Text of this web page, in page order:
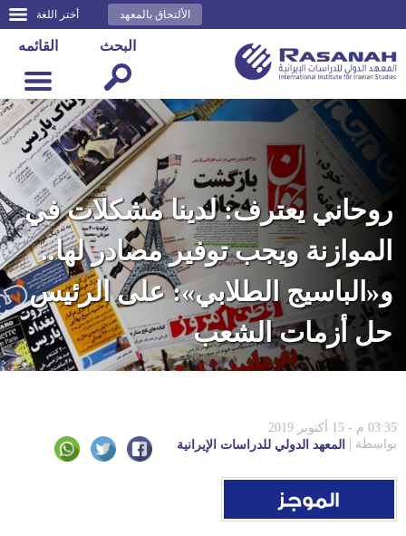
أختر اللغة الألتحاق بالمعهد
القائمه البحث
روحاني يعترف: لدينا مشكلات في
الموازنة ويجب توفير مصادر لها..
و«الباسيج الطلابي»: على الرئيس
حل أزمات الشعب
03:35 م - 15 أكتوبر 2019
بواسطة
المعهد الدولي للدراسات الإيرانية